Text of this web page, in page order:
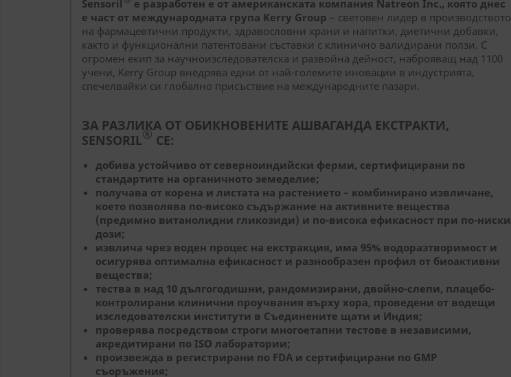
Sensoril
е разработен е от американската компания Natreon Inc., която днес
е част от международната група Kerry Group – световен лидер в производството
на фармацевтични продукти, здравословни храни и напитки, диетични добавки,
както и функционални патентовани съставки с клинично валидирани ползи. С
огромен екип за научноизследователска и развойна дейност, наброяващ над 1100
учени, Kerry Group внедрява едни от най-големите иновации в индустрията,
спечелвайки си глобално присъствие на международните пазари.
ЗА РАЗЛИКА ОТ ОБИКНОВЕНИТЕ АШВАГАНДА ЕКСТРАКТИ,
SENSORIL® СЕ:
добива устойчиво от северноиндийски ферми, сертифицирани по
стандартите на органичното земеделие;
получава от корена и листата на растението – комбинирано извличане,
което позволява по-високо съдържание на активните вещества
(предимно витанолидни гликозиди) и по-висока ефикасност при по-ниски
дози;
извлича чрез воден процес на екстракция, има 95% водоразтворимост и
осигурява оптимална ефикасност и разнообразен профил от биоактивни
вещества;
тества в над 10 дългогодишни, рандомизирани, двойно-слепи, плацебо-
контролирани клинични проучвания върху хора, проведени от водещи
изследователски институти в Съединените щати и Индия;
проверява посредством строги многоетапни тестове в независими,
акредитирани по ISO лаборатории;
произвежда в регистрирани по FDA и сертифицирани по GMP
съоръжения;